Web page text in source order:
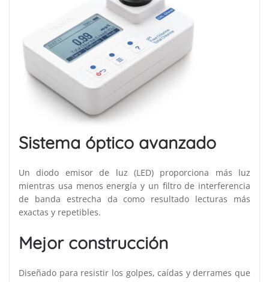
Sistema óptico avanzado
Un diodo emisor de luz (LED) proporciona más luz
mientras usa menos energía y un filtro de interferencia
de banda estrecha da como resultado lecturas más
exactas y repetibles.
Mejor construcción
Diseñado para resistir los golpes, caídas y derrames que